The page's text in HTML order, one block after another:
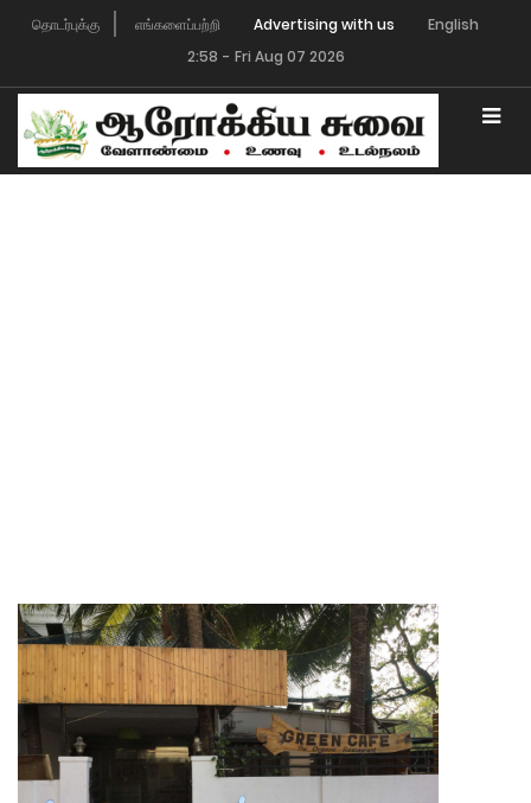
தொடர்புக்கு எங்களைப்பற்றி Advertising with us
English
2:58 - Fri Aug 07 2026